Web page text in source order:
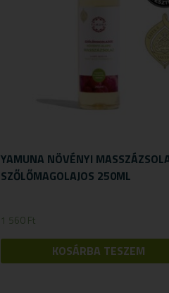
YAMUNA NÖVÉNYI
SZŐLŐMAGOLAJOS 250ML
1 560Ft
KOSÁRBA TESZEM